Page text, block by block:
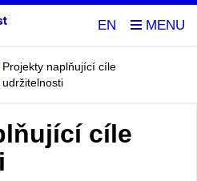
EN
Projekty naplňující cíle
udržitelnosti
cíle